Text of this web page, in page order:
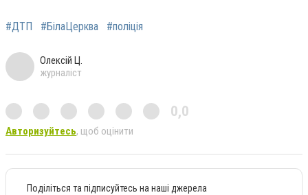
#ДТП #БілаЦерква #поліція
Олексій Ц.
журналіст
0,0
Авторизуйтесь, щоб оцінити
Поділіться та підписуйтесь на наші джерела